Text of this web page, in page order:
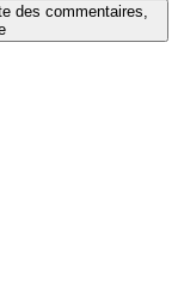
des commentaires,